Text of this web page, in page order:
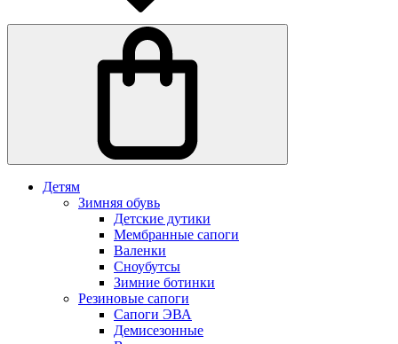
Детям
Зимняя обувь
Детские дутики
Мембранные сапоги
Валенки
Сноубутсы
Зимние ботинки
Резиновые сапоги
Сапоги ЭВА
Демисезонные